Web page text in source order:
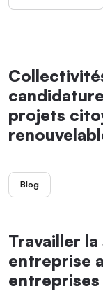
projets
Blog
Travailler
entreprise